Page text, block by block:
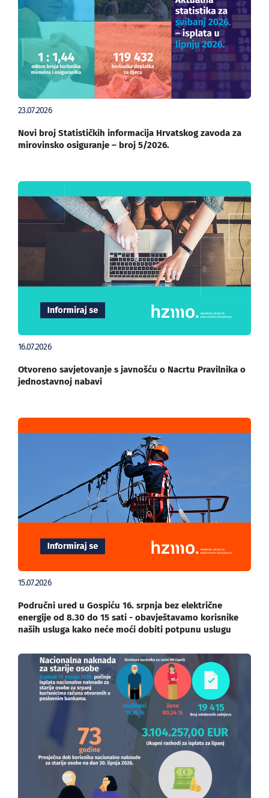
23.07.2026
Novi broj Statističkih informacija Hrvatskog zavoda za
mirovinsko osiguranje – broj 5/2026.
16.07.2026
Otvoreno savjetovanje s javnošću o Nacrtu Pravilnika o
jednostavnoj nabavi
15.07.2026
Područni ured u Gospiću 16. srpnja bez električne
energije od 8.30 do 15 sati - obavještavamo korisnike
naših usluga kako neće moći dobiti potpunu uslugu